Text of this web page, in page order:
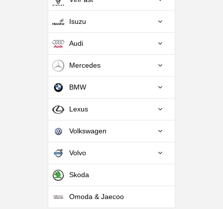
Isuzu
Audi
Mercedes
BMW
Lexus
Volkswagen
Volvo
Skoda
Omoda & Jaecoo